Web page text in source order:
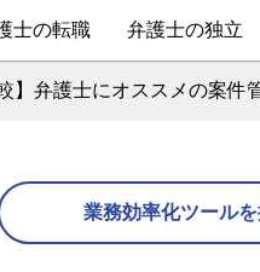
士の転職 弁護士の独立
】弁護士にオススメの案件
業務効率化ツール